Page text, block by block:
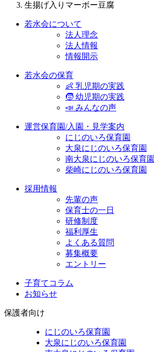
生揚げ入りマーボー豆腐
若水会について
法人理念
法人情報
情報開示
若水会の保育
👶 乳児期の実践
🧒 幼児期の実践
📣 みんなの声
運営保育園/入園・見学案内
にじのいろ保育園
大泉にじのいろ保育園
南大泉にじのいろ保育園
柴崎にじのいろ保育園
採用情報
先輩の声
保育士の一日
研修制度
福利厚生
よくある質問
募集概要
エントリー
子育てコラム
お知らせ
保護者向け
にじのいろ保育園
大泉にじのいろ保育園